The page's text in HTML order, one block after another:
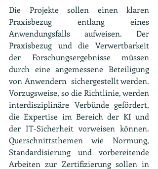
Die Projekte sollen einen klaren
Praxisbezug entlang eines
Anwendungsfalls aufweisen. Der
Praxisbezug und die Verwertbarkeit
der Forschungsergebnisse müssen
durch eine angemessene Beteiligung
von Anwendern  sichergestellt werden.
Vorzugsweise, so die Richtlinie, werden
interdisziplinäre Verbünde gefördert,
die Expertise im Bereich der KI und
der IT-Sicherheit vorweisen können.
Querschnittsthemen wie Normung,
Standardisierung und vorbereitende
Arbeiten zur Zertifizierung sollen in